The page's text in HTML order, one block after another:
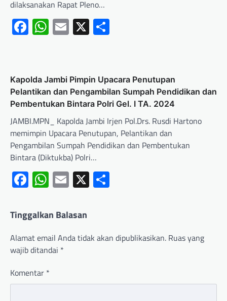
dilaksanakan Rapat Pleno…
Facebook
WhatsApp
Email
X
Kapolda Jambi Pimpin Upacara Penutupan
Pelantikan dan Pengambilan Sumpah Pendidikan dan
Pembentukan Bintara Polri Gel. I TA. 2024
JAMBI.MPN_ Kapolda Jambi Irjen Pol.Drs. Rusdi Hartono
memimpin Upacara Penutupan, Pelantikan dan
Pengambilan Sumpah Pendidikan dan Pembentukan
Bintara (Diktukba) Polri…
Facebook
WhatsApp
Email
X
Tinggalkan Balasan
Alamat email Anda tidak akan dipublikasikan. Ruas yang
wajib ditandai *
Komentar *